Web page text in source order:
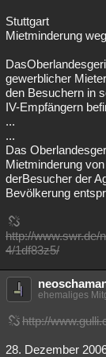
Stuttgart
Mietminderung
gewerblicher
den Besuchern in
IV-Empfängern
...
...
Das
Mietminderung
derBesucher der
Bevölkerung
http://www.swr.de/
4/1df83z5/
ehemaliges
http://
28. Dezember